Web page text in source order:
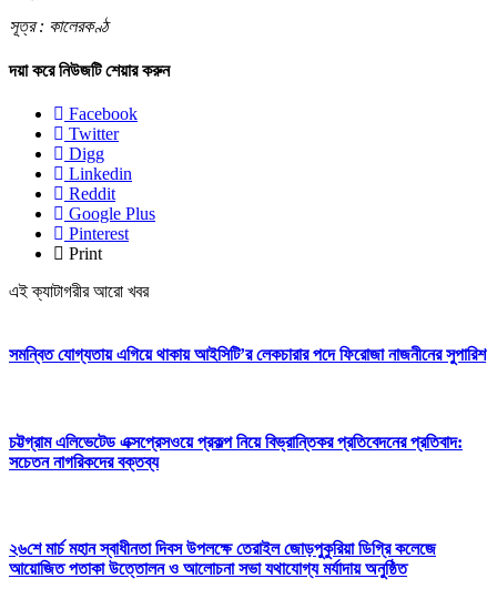
সূত্র : কালেরকণ্ঠ
দয়া করে নিউজটি শেয়ার করুন
Facebook
Twitter
Digg
Linkedin
Reddit
Google Plus
Pinterest
Print
এই ক্যাটাগরীর আরো খবর
সমন্বিত যোগ্যতায় এগিয়ে থাকায় আইসিটি’র লেকচারার পদে ফিরোজা নাজনীনের সুপারিশ
চট্টগ্রাম এলিভেটেড এক্সপ্রেসওয়ে প্রকল্প নিয়ে বিভ্রান্তিকর প্রতিবেদনের প্রতিবাদ:
সচেতন নাগরিকদের বক্তব্য
২৬শে মার্চ মহান স্বাধীনতা দিবস উপলক্ষে তেরাইল জোড়পুকুরিয়া ডিগ্রি কলেজে
আয়োজিত পতাকা উত্তোলন ও আলোচনা সভা যথাযোগ্য মর্যাদায় অনুষ্ঠিত